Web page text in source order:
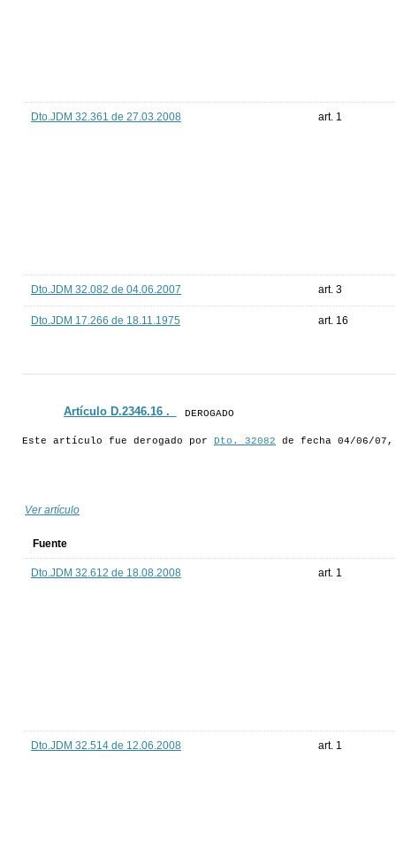
Dto.JDM 32.361 de 27.03.2008 art. 1
Dto.JDM 32.082 de 04.06.2007 art. 3
Dto.JDM 17.266 de 18.11.1975 art. 16
Artículo D.2346.16 ._ DEROGADO
Este artículo fue derogado por Dto. 32082 de fecha 04/06/
Ver artículo
Fuente
Dto.JDM 32.612 de 18.08.2008 art. 1
Dto.JDM 32.514 de 12.06.2008 art. 1